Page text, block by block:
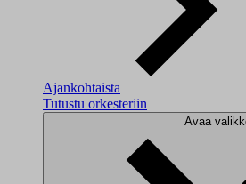
Ajankohtaista
Tutustu orkesteriin
Avaa